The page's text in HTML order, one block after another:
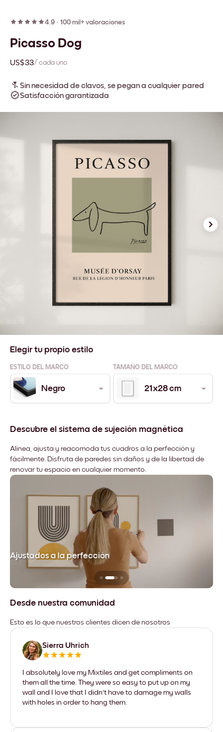
4.9 · 100 mil+ valoraciones
Picasso Dog
US$33/ cada uno
Sin necesidad de clavos, se pegan a cualquier pared
Satisfacción garantizada
Elegir tu propio estilo
ESTILO DEL MARCO TAMAÑO DEL MARCO
Negro 21x28 cm
Descubre el sistema de sujeción magnética
Alinea, ajusta y reacomoda tus cuadros a la perfección y
fácilmente. Disfruta de paredes sin daños y de la libertad de
renovar tu espacio en cualquier momento.
Ajustados a la perfección
Desde nuestra comunidad
Esto es lo que nuestros clientes dicen de nosotros
Sierra Uhrich
I absolutely love my Mixtiles and get compliments on
them all the time. They were so easy to put up on my
wall and I love that I didn't have to damage my walls
with holes in order to hang them.